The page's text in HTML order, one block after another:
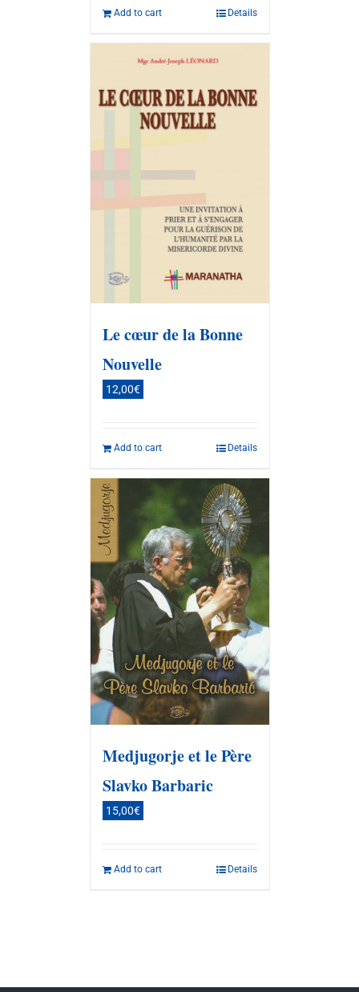
Add to cart Details
Le cœur de la Bonne
Nouvelle
12,00€
Add to cart Details
Medjugorje et le Père
Slavko Barbaric
15,00€
Add to cart Details